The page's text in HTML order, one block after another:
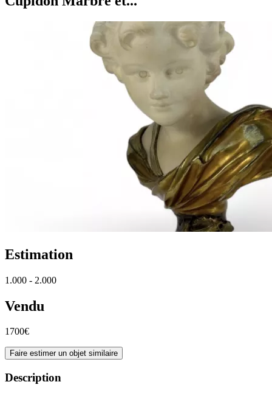
Estimation
1.000 - 2.000
Vendu
1700€
Faire estimer un objet similaire
Description